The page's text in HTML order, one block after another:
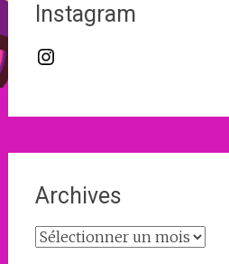
Instagram
Instagram
Archives
Archives